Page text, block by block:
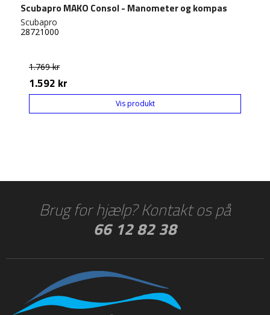
Scubapro MAKO Consol - Manometer og kompas
Scubapro
28721000
1.769 kr
1.592 kr
Vis produkt
Brug for hjælp? Kontakt os på
66 12 82 38